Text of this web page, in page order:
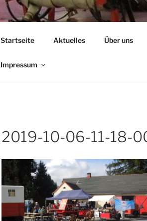
ALT-
Startseite Aktuelles Über uns
Impressum
2019-10-06-11-18-